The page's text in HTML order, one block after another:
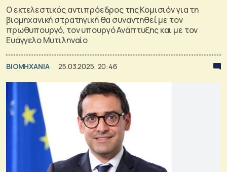
Ο εκτελεστικός αντιπρόεδρος της Κομισιόν για τη
βιομηχανική στρατηγική θα συναντηθεί με τον
πρωθυπουργό, τον υπουργό Ανάπτυξης και με τον
Ευάγγελο Μυτιληναίο
ΒΙΟΜΗΧΑΝΙΑ 25.03.2025, 20:46